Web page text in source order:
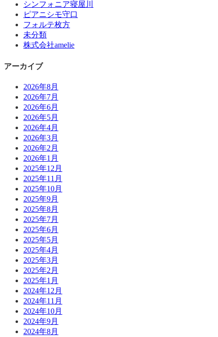
シンフォニア寝屋川
ピアニシモ守口
フォルテ枚方
未分類
株式会社amelie
アーカイブ
2026年8月
2026年7月
2026年6月
2026年5月
2026年4月
2026年3月
2026年2月
2026年1月
2025年12月
2025年11月
2025年10月
2025年9月
2025年8月
2025年7月
2025年6月
2025年5月
2025年4月
2025年3月
2025年2月
2025年1月
2024年12月
2024年11月
2024年10月
2024年9月
2024年8月